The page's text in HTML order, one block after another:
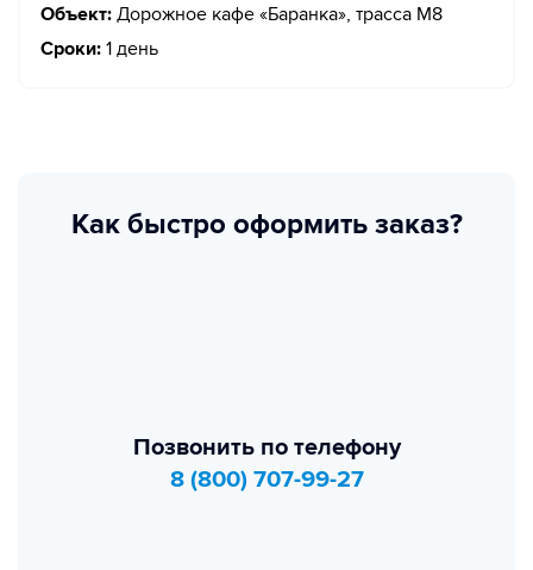
Объект: Дорожное кафе «Баранка», трасса М8
Сроки: 1 день
Как быстро оформить заказ?
Позвонить по телефону
8 (800) 707-99-27